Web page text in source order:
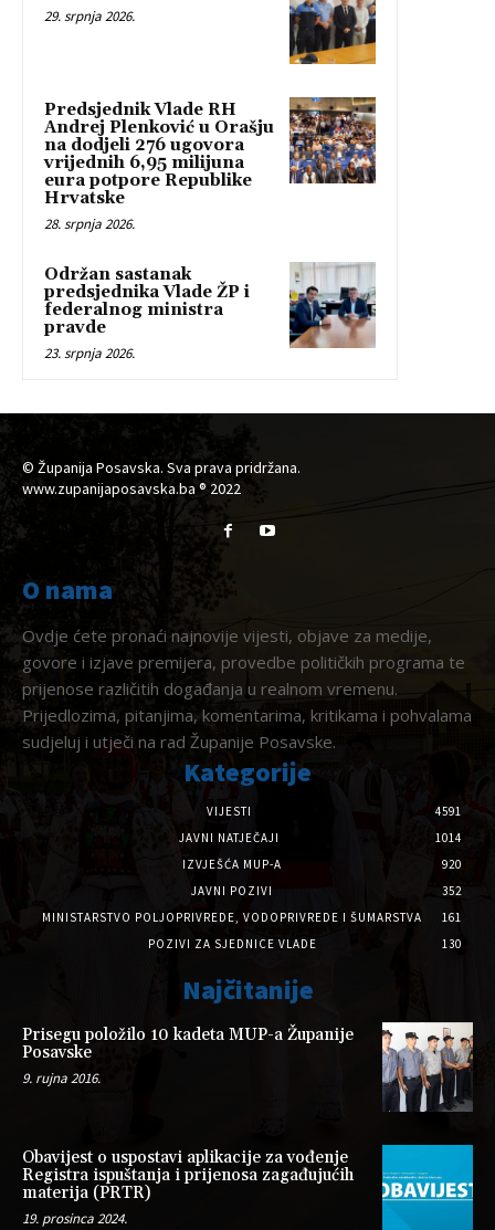
29. srpnja 2026.
Predsjednik Vlade RH
Andrej Plenković u Orašju
na dodjeli 276 ugovora
vrijednih 6,95 milijuna
eura potpore Republike
Hrvatske
28. srpnja 2026.
Održan sastanak
predsjednika Vlade ŽP i
federalnog ministra
pravde
23. srpnja 2026.
© Županija Posavska. Sva prava pridržana.
www.zupanijaposavska.ba ® 2022
O nama
Ovdje ćete pronaći najnovije vijesti, objave za medije,
govore i izjave premijera, provedbe političkih programa te
prijenose različitih događanja u realnom vremenu.
Prijedlozima, pitanjima, komentarima, kritikama i pohvalama
sudjeluj i utječi na rad Županije Posavske.
Kategorije
VIJESTI
4591
JAVNI NATJEČAJI
1014
IZVJEŠĆA MUP-A
920
JAVNI POZIVI
352
MINISTARSTVO POLJOPRIVREDE, VODOPRIVREDE I ŠUMARSTVA
161
POZIVI ZA SJEDNICE VLADE
130
Najčitanije
Prisegu položilo 10 kadeta MUP-a Županije
Posavske
9. rujna 2016.
Obavijest o uspostavi aplikacije za vođenje
Registra ispuštanja i prijenosa zagađujućih
materija (PRTR)
19. prosinca 2024.